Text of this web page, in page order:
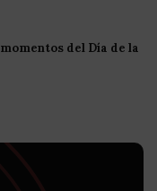
del Día de la